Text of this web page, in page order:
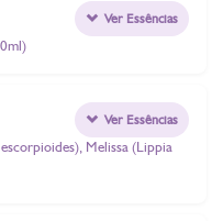
Ver Essências
Melissa (Lippia
Ver Essências